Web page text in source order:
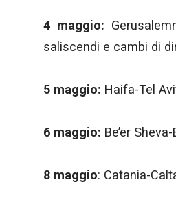
4 maggio:
saliscendi e cambi di
5 maggio: Haifa-Tel
6 maggio: Be’er
8 maggio: Catania-